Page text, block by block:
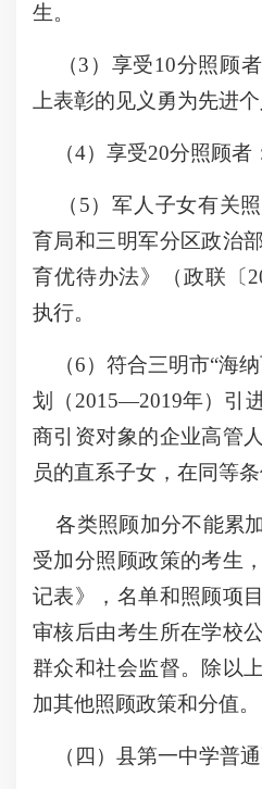
生。
（3）享受10分照顾
上表彰的见义勇为先进
（4）享受20分照顾者
（5）军人子女有关
育局和三明军分区政治
育优待办法》（政联〔
执行。
（6）符合三明市“海
划（2015—2019年）引
商引资对象的企业高管
员的直系子女，在同等条
各类照顾加分不能累
受加分照顾政策的考生
记表》，名单和照顾项
审核后由考生所在学校
群众和社会监督。除以
加其他照顾政策和分值。
（四）县第一中学普